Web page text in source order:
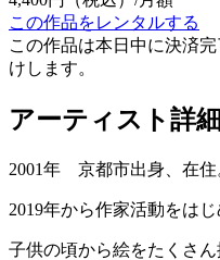
この作品をレンタルする
この作品は本日中に決済完
けします。
アーティスト詳細
2001年 京都市出身、在住
2019年から作家活動をはじ
子供の頃から絵をたくさん